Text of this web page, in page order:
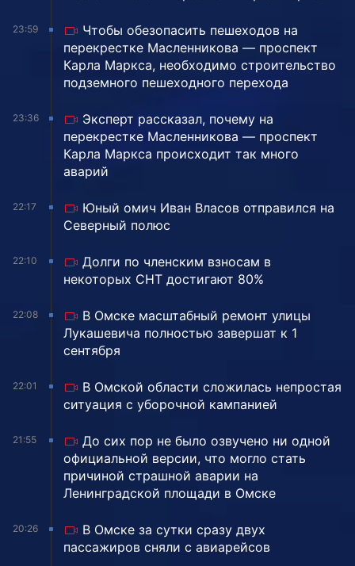
23:59
Чтобы обезопасить пешеходов на
перекрестке Масленникова — проспект
Карла Маркса, необходимо строительство
подземного пешеходного перехода
23:36
Эксперт рассказал, почему на
перекрестке Масленникова — проспект
Карла Маркса происходит так много
аварий
22:17
Юный омич Иван Власов отправился на
Северный полюс
22:10
Долги по членским взносам в
некоторых СНТ достигают 80%
22:08
В Омске масштабный ремонт улицы
Лукашевича полностью завершат к 1
сентября
22:01
В Омской области сложилась непростая
ситуация с уборочной кампанией
21:55
До сих пор не было озвучено ни одной
официальной версии, что могло стать
причиной страшной аварии на
Ленинградской площади в Омске
20:26
В Омске за сутки сразу двух
пассажиров сняли с авиарейсов